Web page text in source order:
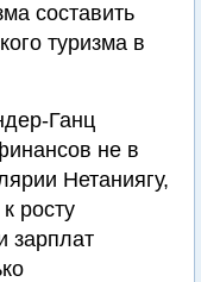
составить
туризма в
Ганц
не в
Нетаниягу,
росту
зарплат